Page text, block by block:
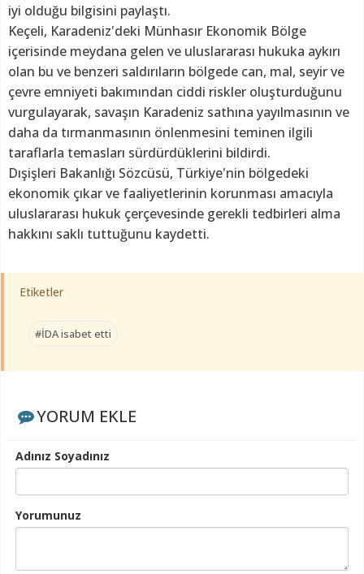
iyi olduğu bilgisini paylaştı.
Keçeli, Karadeniz'deki Münhasır Ekonomik Bölge
içerisinde meydana gelen ve uluslararası hukuka aykırı
olan bu ve benzeri saldırıların bölgede can, mal, seyir ve
çevre emniyeti bakımından ciddi riskler oluşturduğunu
vurgulayarak, savaşın Karadeniz sathına yayılmasının ve
daha da tırmanmasının önlenmesini teminen ilgili
taraflarla temasları sürdürdüklerini bildirdi.
Dışişleri Bakanlığı Sözcüsü, Türkiye'nin bölgedeki
ekonomik çıkar ve faaliyetlerinin korunması amacıyla
uluslararası hukuk çerçevesinde gerekli tedbirleri alma
hakkını saklı tuttuğunu kaydetti.
Etiketler
#İDA isabet etti
YORUM EKLE
Adınız Soyadınız
Yorumunuz